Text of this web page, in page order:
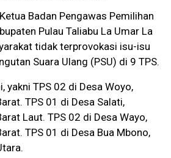
Badan Pengawas Pemilihan
Pulau Taliabu La Umar La
tidak terprovokasi isu-isu
Suara Ulang (PSU) di 9 TPS.
yakni TPS 02 di Desa Woyo,
TPS 01 di Desa Salati,
Laut. TPS 02 di Desa Wayo,
TPS 01 di Desa Bua Mbono,